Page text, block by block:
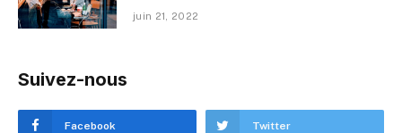
juin 21, 2022
Suivez-nous
Facebook Twitter